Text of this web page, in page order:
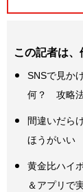
この記者は
SNSで見か
何？ 攻略
間違いだら
ほうがいい
黄金比ハイ
＆アプリで